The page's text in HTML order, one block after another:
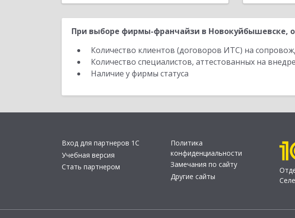
При выборе фирмы-франчайзи в Новокуйбышевске,
Количество клиентов (договоров ИТС) на
Количество специалистов, аттестованных на
Наличие у фирмы статуса
Вход для партнеров 1С
Учебная версия
Стать партнером
Политика
конфиденциальности
Замечания по сайту
Другие сайты